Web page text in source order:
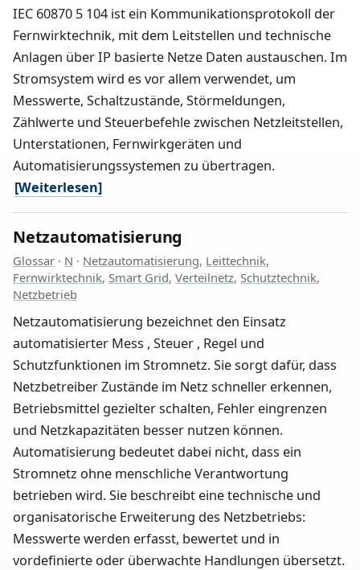
IEC 60870 5 104 ist ein Kommunikationsprotokoll der
Fernwirktechnik, mit dem Leitstellen und technische
Anlagen über IP basierte Netze Daten austauschen. Im
Stromsystem wird es vor allem verwendet, um
Messwerte, Schaltzustände, Störmeldungen,
Zählwerte und Steuerbefehle zwischen Netzleitstellen,
Unterstationen, Fernwirkgeräten und
Automatisierungssystemen zu übertragen.
[Weiterlesen]
Netzautomatisierung
Glossar · N · Netzautomatisierung, Leittechnik,
Fernwirktechnik, Smart Grid, Verteilnetz, Schutztechnik,
Netzbetrieb
Netzautomatisierung bezeichnet den Einsatz
automatisierter Mess , Steuer , Regel und
Schutzfunktionen im Stromnetz. Sie sorgt dafür, dass
Netzbetreiber Zustände im Netz schneller erkennen,
Betriebsmittel gezielter schalten, Fehler eingrenzen
und Netzkapazitäten besser nutzen können.
Automatisierung bedeutet dabei nicht, dass ein
Stromnetz ohne menschliche Verantwortung
betrieben wird. Sie beschreibt eine technische und
organisatorische Erweiterung des Netzbetriebs:
Messwerte werden erfasst, bewertet und in
vordefinierte oder überwachte Handlungen übersetzt.